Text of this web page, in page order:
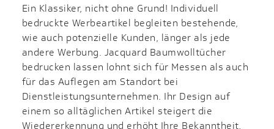
Ein Klassiker, nicht ohne Grund! Individuell
bedruckte Werbeartikel begleiten bestehende,
wie auch potenzielle Kunden, länger als jede
andere Werbung. Jacquard Baumwolltücher
bedrucken lassen lohnt sich für Messen als auch
für das Auflegen am Standort bei
Dienstleistungsunternehmen. Ihr Design auf
einem so alltäglichen Artikel steigert die
Wiedererkennung und erhöht Ihre Bekanntheit.